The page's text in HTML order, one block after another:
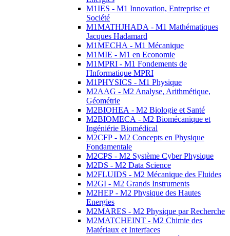
M1IES - M1 Innovation, Entreprise et
Société
M1MATHJHADA - M1 Mathématiques
Jacques Hadamard
M1MECHA - M1 Mécanique
M1MIE - M1 en Economie
M1MPRI - M1 Fondements de
l'Informatique MPRI
M1PHYSICS - M1 Physique
M2AAG - M2 Analyse, Arithmétique,
Géométrie
M2BIOHEA - M2 Biologie et Santé
M2BIOMECA - M2 Biomécanique et
Ingéniérie Biomédical
M2CFP - M2 Concepts en Physique
Fondamentale
M2CPS - M2 Système Cyber Physique
M2DS - M2 Data Science
M2FLUIDS - M2 Mécanique des Fluides
M2GI - M2 Grands Instruments
M2HEP - M2 Physique des Hautes
Energies
M2MARES - M2 Physique par Recherche
M2MATCHEINT - M2 Chimie des
Matériaux et Interfaces